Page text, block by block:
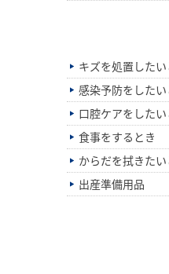
キズを処置したい
感染予防をしたい
口腔ケアをしたい
食事をするとき
からだを拭きたい
出産準備用品